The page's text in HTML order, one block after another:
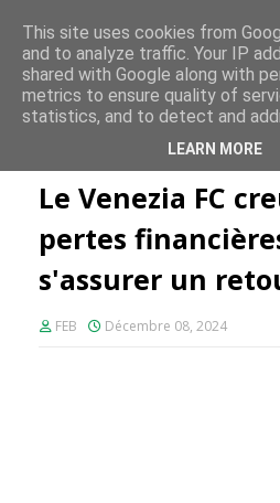
FE
pour s'assurer un retour en Serie A
Le Venezia FC
pertes
s'assurer un
FEB Décembre 08, 2024
This site uses cookies from
and to analyze traffic. Your IP
shared with Google along with
metrics to ensure quality of
statistics, and to detect and
LEARN MORE